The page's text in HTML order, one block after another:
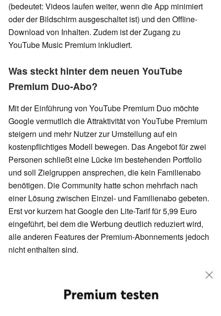
(bedeutet: Videos laufen weiter, wenn die App minimiert
oder der Bildschirm ausgeschaltet ist) und den Offline-
Download von Inhalten. Zudem ist der Zugang zu
YouTube Music Premium inkludiert.
Was steckt hinter dem neuen YouTube
Premium Duo-Abo?
Mit der Einführung von YouTube Premium Duo möchte
Google vermutlich die Attraktivität von YouTube Premium
steigern und mehr Nutzer zur Umstellung auf ein
kostenpflichtiges Modell bewegen. Das Angebot für zwei
Personen schließt eine Lücke im bestehenden Portfolio
und soll Zielgruppen ansprechen, die kein Familienabo
benötigen. Die Community hatte schon mehrfach nach
einer Lösung zwischen Einzel- und Familienabo gebeten.
Erst vor kurzem hat Google den Lite-Tarif für 5,99 Euro
eingeführt, bei dem die Werbung deutlich reduziert wird,
alle anderen Features der Premium-Abonnements jedoch
nicht enthalten sind.